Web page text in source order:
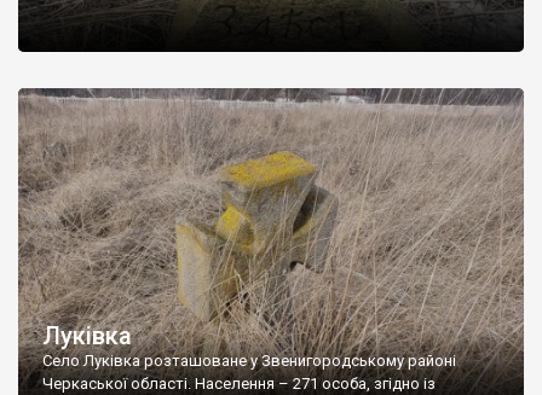
Луківка
Село Луківка розташоване у Звенигородському районі
Черкаської області. Населення – 271 особа, згідно із